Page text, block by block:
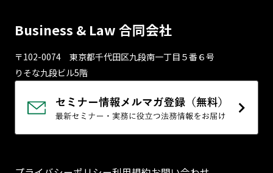
Business & Law 合同会社
〒102-0074 東京都千代⽥区九段南⼀丁⽬５番６号
りそな九段ビル5階